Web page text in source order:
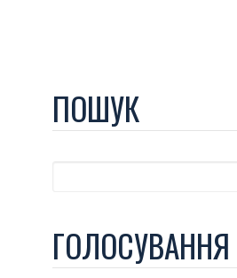
ПОШУК
ГОЛОСУВАННЯ